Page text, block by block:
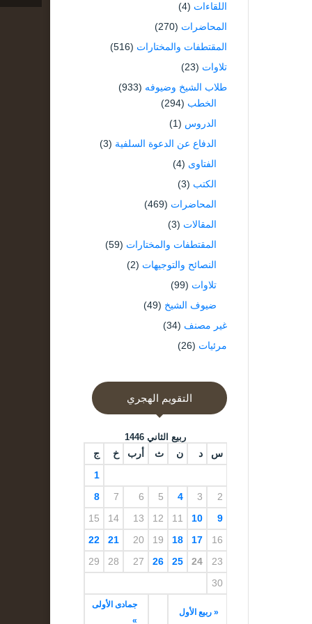
اللقاءات (4)
المحاضرات (270)
المقتطفات والمختارات (516)
تلاوات (23)
طلاب الشيخ وضيوفه (933)
الخطب (294)
الدروس (1)
الدفاع عن الدعوة السلفية (3)
الفتاوى (4)
الكتب (3)
المحاضرات (469)
المقالات (3)
المقتطفات والمختارات (59)
النصائح والتوجيهات (2)
تلاوات (99)
ضيوف الشيخ (49)
غير مصنف (34)
مرئيات (26)
التقويم الهجري
ربيع الثاني 1446
س د ن ث أرب خ ج
« ربيع الأول
جمادى الأولى
»
1
2
3
4
5
6
7
8
9
10
11
12
13
14
15
16
17
18
19
20
21
22
23
24
25
26
27
28
29
30